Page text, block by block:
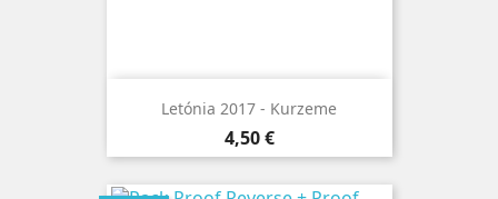
Letónia 2017 - Kurzeme
Preço
4,50 €